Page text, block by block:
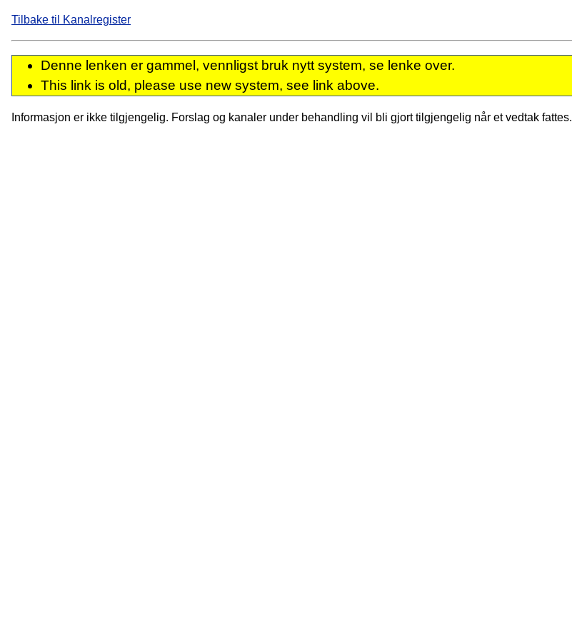
Tilbake til Kanalregister
Denne lenken er gammel, vennligst bruk nytt system, se lenke over.
This link is old, please use new system, see link above.
Informasjon er ikke tilgjengelig. Forslag og kanaler under behandling vil bli gjort tilgjengelig når et vedtak fattes.